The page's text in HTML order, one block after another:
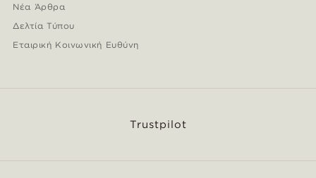
Νέα Άρθρα
Δελτία Τύπου
Εταιρική Κοινωνική Ευθύνη
Trustpilot